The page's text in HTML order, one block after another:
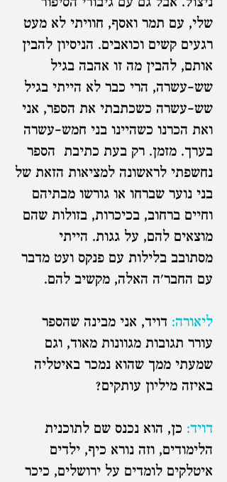
שלי, עם תמר ואסף, חוויתי לא מעט
רגעים קשים וכואבים. הניסיון להבין
אותם, להבין מה זו אהבה בגיל
שש-עשרה, הרי כבר לא הייתי בגיל
שש-עשרה כשכתבתי את הספר, אני
ואת הכרנו כשהיינו בני חמש-עשרה
בערך. מזמן. רק בעת כתיבת הספר
נחשפתי לראשונה למציאות הזאת של
בני נוער שברחו או גורשו מבתיהם
וחיים ברחוב, בכיכרות, בזולות שהם
מוצאים להם, על גגות. הייתי
מסתובב בלילות עם פנקס ועט מדבר
עם החבר'ה האלה, מקשיב להם.
ליאורה: דויד, אני מבינה שהספר
עורר תגובות מגוונות מאוד, וגם
שמעתי ממך שהוא נמכר באיטליה
באיזה מיליון עותקים?
דויד: כן, הוא נכנס שם לתוכנית
הלימודים, וזה נורא כיף, ילדים
איטלקים לומדים על ירושלים, כיכר